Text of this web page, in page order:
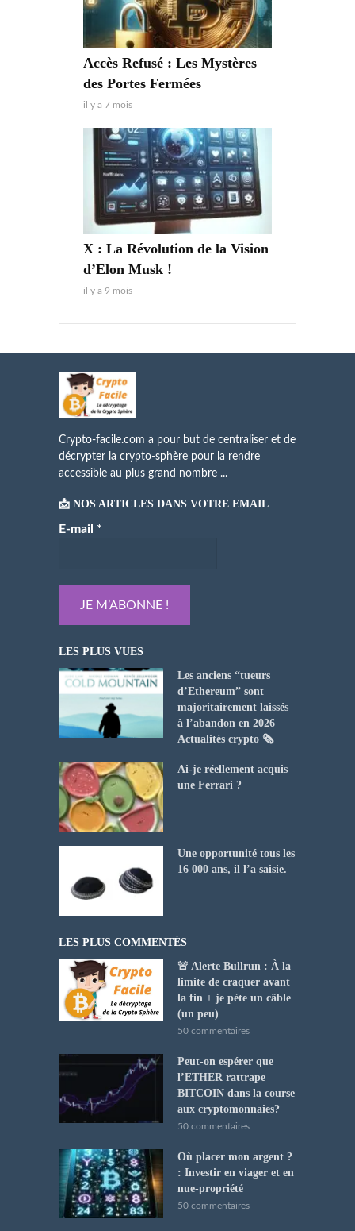
Accès Refusé : Les Mystères
des Portes Fermées
il y a 7 mois
X : La Révolution de la Vision
d’Elon Musk !
il y a 9 mois
Crypto-facile.com a pour but de centraliser et de
décrypter la crypto-sphère pour la rendre
accessible au plus grand nombre ...
📩 NOS ARTICLES DANS VOTRE EMAIL
E-mail *
LES PLUS VUES
Les anciens “tueurs
d’Ethereum” sont
majoritairement laissés
à l’abandon en 2026 –
Actualités crypto 🗞️
Ai-je réellement acquis
une Ferrari ?
Une opportunité tous les
16 000 ans, il l’a saisie.
LES PLUS COMMENTÉS
🚨 Alerte Bullrun : À la
limite de craquer avant
la fin + je pète un câble
(un peu)
50 commentaires
Peut-on espérer que
l’ETHER rattrape
BITCOIN dans la course
aux cryptomonnaies?
50 commentaires
Où placer mon argent ?
: Investir en viager et en
nue-propriété
50 commentaires